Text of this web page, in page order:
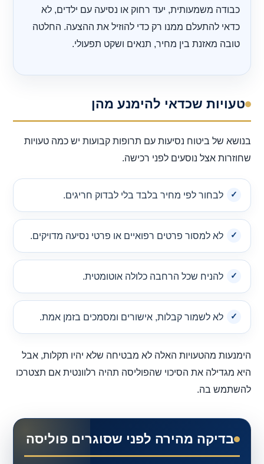
כבודה משמעותית, יעד רחוק או נסיעה עם ילדים, לא
כדאי להתעלם ממנו רק כדי להוזיל את ההצעה. החלטה
טובה מאזנת בין מחיר, תנאים ושקט תפעולי.
טעויות שכדאי להימנע מהן
בנושא של ביטוח נסיעות עם תרופות קבועות יש כמה טעויות
שחוזרות אצל נוסעים לפני רכישה.
לבחור לפי מחיר בלבד בלי לבדוק חריגים.
לא למסור פרטים רפואיים או פרטי נסיעה מדויקים.
להניח שכל הרחבה כלולה אוטומטית.
לא לשמור קבלות, אישורים ומסמכים בזמן אמת.
הימנעות מהטעויות האלה לא מבטיחה שלא יהיו תקלות, אבל
היא מגדילה את הסיכוי שהפוליסה תהיה רלוונטית אם תצטרכו
להשתמש בה.
בדיקה מהירה לפני שסוגרים פוליסה